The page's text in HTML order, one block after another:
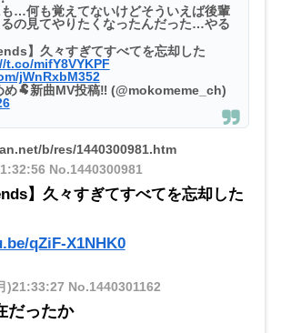
…何も覚えてないけどそういえば後輩
の見てやりたくなったんだった…やる
】久々すぎてすべてを忘却した
t.co/mifY8VYKPF
jWnRxbM352
🐏新曲MV投稿‼️ (@mokomeme_ch)
b/res/1440300981.htm
No.1440300981
】久々すぎてすべてを忘却した
qZiF-X1NHK0
)21:33:27 No.1440301162
だったか